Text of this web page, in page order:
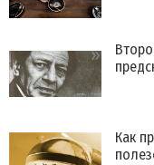
Как